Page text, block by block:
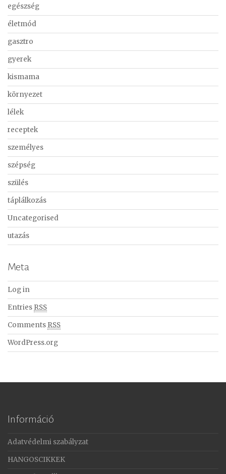
egészség
életmód
gasztro
gyerek
kismama
környezet
lélek
receptek
személyes
szépség
szülés
táplálkozás
Uncategorised
utazás
Meta
Log in
Entries RSS
Comments RSS
WordPress.org
Információ
Adatvédelmi szabályzat
HANGOSCIKKEK